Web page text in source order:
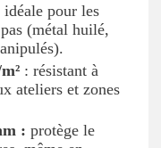
idéale pour les
(métal huilé,
: résistant à
ateliers et zones
: protège le